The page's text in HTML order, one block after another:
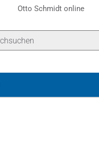
Otto Schmidt online